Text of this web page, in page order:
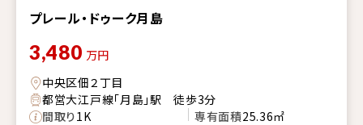
プレール・ドゥーク月島
3,480 万円
中央区佃２丁目
都営大江戸線「月島」駅 徒歩3分
間取り1K 専有面積25.36㎡